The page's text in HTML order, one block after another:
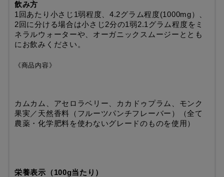
飲み方
1回あたり小さじ1弱程度、4.2グラム程度(1000mg）、
2回に分ける場合は小さじ2分の1弱2.1グラム程度をミ
ネラルウォーターや、オーガニックスムージーととも
にお飲みください。
《商品内容》
カムカム、アセロラベリー 、カカドゥプラム、モンク
果実／天然香料（フルーツパンチフレーバー）（全て
農薬・化学肥料を使わないグレードのものを使用）
栄養表示（100g当たり）